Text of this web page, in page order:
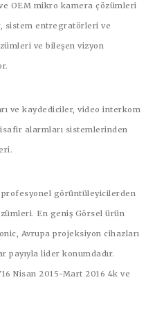
OEM mikro kamera çözümleri
sistem entregratörleri ve
ve bileşen vizyon
ve kaydediciler, video interkom
alarmları sistemlerinden
.
profesyonel görüntüleyicilerden
. En geniş Görsel ürün
Avrupa projeksiyon cihazları
payıyla lider konumdadır.
Nisan 2015-Mart 2016 4k ve